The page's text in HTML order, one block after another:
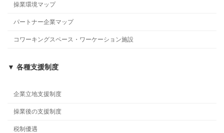
操業環境マップ
パートナー企業マップ
コワーキングスペース・ワーケーション施設
▼ 各種支援制度
企業立地支援制度
操業後の支援制度
税制優遇